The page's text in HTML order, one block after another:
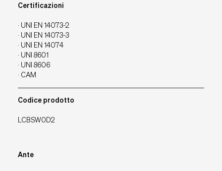
Certificazioni
· UNI EN 14073-2
· UNI EN 14073-3
· UNI EN 14074
· UNI 8601
· UNI 8606
· CAM
Codice prodotto
LCBSW0D2
Ante